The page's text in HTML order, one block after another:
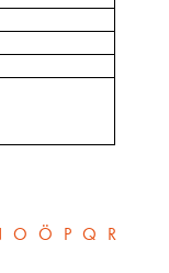
O Ö P Q R